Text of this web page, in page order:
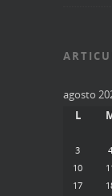
agosto
L
3
4
10
17